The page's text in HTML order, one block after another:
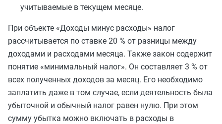
учитываемые в текущем месяце.
При объекте «Доходы минус расходы» налог
рассчитывается по ставке 20 % от разницы между
доходами и расходами месяца. Также закон содержит
понятие «минимальный налог». Он составляет 3 % от
всех полученных доходов за месяц. Его необходимо
заплатить даже в том случае, если деятельность была
убыточной и обычный налог равен нулю. При этом
сумму убытка можно включать в расходы в